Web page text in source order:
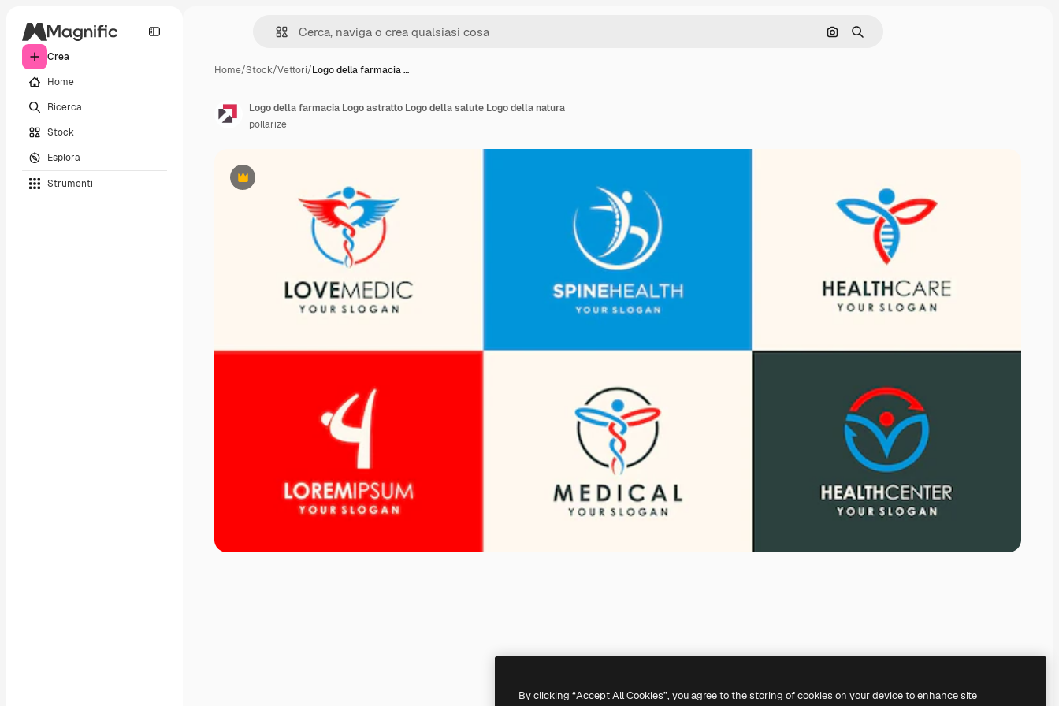
Crea
Home
Ricerca
Stock
Esplora
Strumenti
Cerca per immagine
Ricerca
Home/Stock/Vettori/Logo della farmacia …
Premium
Logo della farmacia Logo astratto Logo della salute Logo della natura
pollarize
By clicking “Accept All Cookies”, you agree to the storing of cookies on your device to enhance site